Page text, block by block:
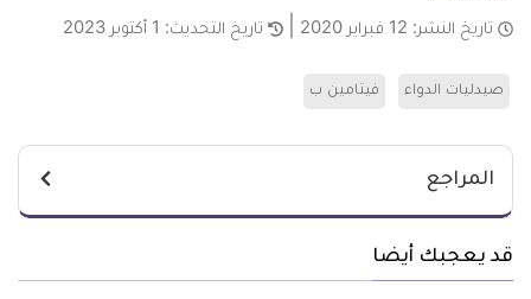
تاريخ النشر: 12 فبراير 2020 تاريخ التحديث: 1 أكتوبر 2023
صيدليات الدواء فيتامين ب
المراجع
قد يعجبك أيضا